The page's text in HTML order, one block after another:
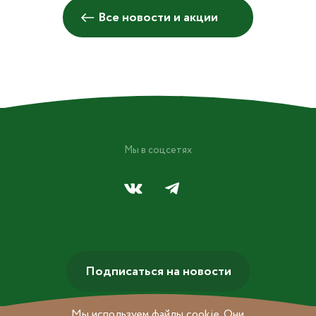
Все новости и акции
Мы в соцсетях
Подписаться на новости